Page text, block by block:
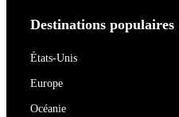
Destinations populaires
États-Unis
Europe
Océanie